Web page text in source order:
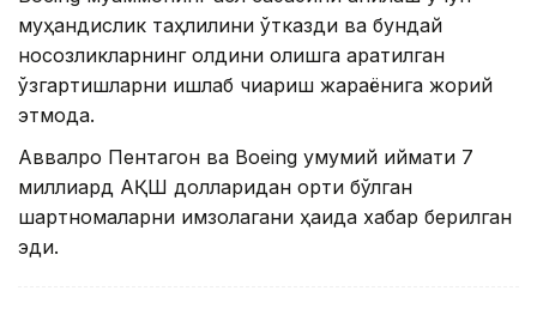
муҳандислик таҳлилини ўтказди ва бундай
носозликларнинг олдини олишга қаратилган
ўзгартишларни ишлаб чиқариш жараёнига жорий
этмоқда.
Аввалроқ Пентагон ва Boeing умумий қиймати 7
миллиард АҚШ долларидан ортиқ бўлган
шартномаларни имзолагани ҳақида хабар берилган
эди.